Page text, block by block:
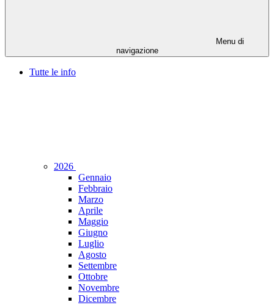
Menu di
navigazione
Tutte le info
2026
Gennaio
Febbraio
Marzo
Aprile
Maggio
Giugno
Luglio
Agosto
Settembre
Ottobre
Novembre
Dicembre